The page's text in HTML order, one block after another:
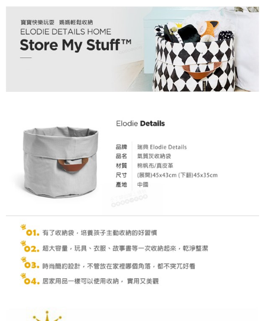
1.本服務係由「台灣大哥大股份有限公司」（以下簡稱本公司）所提供，讓
用戶於交易時，得透過本服務購買商品或服務，並由商店將買賣／分期付款
買賣價金債權讓與本公司後，依約使用本公司帳單繳交帳款。
2.基於同意付款使用「大哥付你分期」之契約關係目的，商店將以您的個人
資料（包含姓名、電話或地址）提供予台灣大哥大進項蒐集、處理及利用，
由本公司與您本人進行分期帳單所需資料之確認、核對及更正。
3.完整用戶服務條款，請詳閱以下連結：https://oppay.tw/userRule
※ 請注意：結帳手續完成當下不需立刻繳費，但若您需要取消訂單，請聯絡
購買商品的店家。未經商家同意取消之訂單仍視為有效，需透過AFTEE先享
後付繳納相關費用。
※ 交易是否成功請以「AFTEE先享後付 」之結帳頁面顯示為準，若有關於
是否繳費成功／繳費後需取消欲退款等相關疑問，請聯繫「AFTEE先享後付
https://netprotections.freshdesk.com/support/home
２．關於個人資料處理事宜，請瀏覽以下網址：
https://aftee.tw/terms/#terms3
３．未成年的使用者請事先徵得法定代理人或監護人之同意方可使用
「AFTEE先享後付」，若未經同意申辦者引起之損失，本公司不負相關責
任。
４．使用「AFTEE先享後付」時，將依據個別帳號之用戶狀況，依本公司即
時審查核予不同之上限額度；若仍有額度不足之情形，本公司將視審查結果
恩沛科技股份有限公司將有權停止該用戶之使用額度並採取法律行動。
宅配
每筆NT$100，滿NT$1,000(含以上)免運費